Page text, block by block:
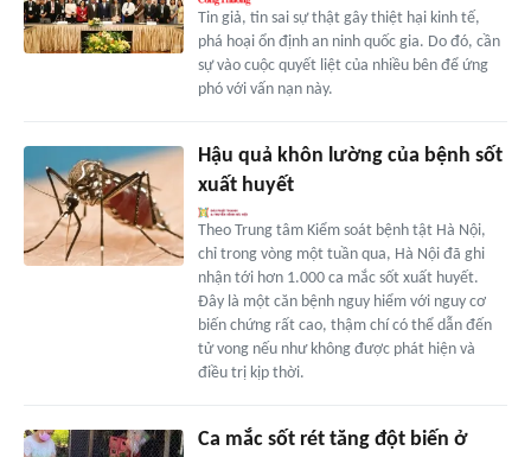
Tin giả, tin sai sự thật gây thiệt hại kinh tế,
phá hoại ổn định an ninh quốc gia. Do đó, cần
sự vào cuộc quyết liệt của nhiều bên để ứng
phó với vấn nạn này.
Hậu quả khôn lường của bệnh sốt
xuất huyết
Theo Trung tâm Kiểm soát bệnh tật Hà Nội,
chỉ trong vòng một tuần qua, Hà Nội đã ghi
nhận tới hơn 1.000 ca mắc sốt xuất huyết.
Đây là một căn bệnh nguy hiểm với nguy cơ
biến chứng rất cao, thậm chí có thể dẫn đến
tử vong nếu như không được phát hiện và
điều trị kịp thời.
Ca mắc sốt rét tăng đột biến ở